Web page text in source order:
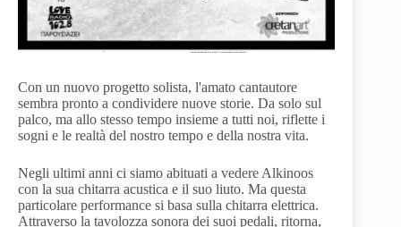
Con un nuovo progetto solista, l'amato cantautore
sembra pronto a condividere nuove storie. Da solo sul
palco, ma allo stesso tempo insieme a tutti noi, riflette i
sogni e le realtà del nostro tempo e della nostra vita.
Negli ultimi anni ci siamo abituati a vedere Alkinoos
con la sua chitarra acustica e il suo liuto. Ma questa
particolare performance si basa sulla chitarra elettrica.
Attraverso la tavolozza sonora dei suoi pedali, ritorna,